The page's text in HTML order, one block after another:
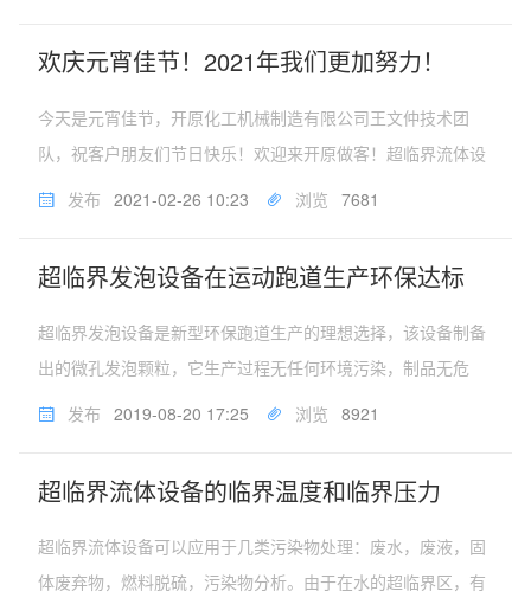
溶剂残留；超临界干燥设备...
欢庆元宵佳节！2021年我们更加努力！
今天是元宵佳节，开原化工机械制造有限公司王文仲技术团
队，祝客户朋友们节日快乐！欢迎来开原做客！超临界流体设
备是我公司的主导产品。其中包括超临界萃取设备、超临界干
发布 2021-02-26 10:23 浏览 7681
超临界发泡设备在运动跑道生产环保达标
超临界发泡设备是新型环保跑道生产的理想选择，该设备制备
出的微孔发泡颗粒，它生产过程无任何环境污染，制品无危
害，无论是环保安全使用，还是防滑、耐磨、缓冲、耐候性
ETPU环保跑道的优点是回弹...
发布 2019-08-20 17:25 浏览 8921
超临界流体设备的临界温度和临界压力
超临界流体设备可以应用于几类污染物处理：废水，废液，固
体废弃物，燃料脱硫，污染物分析。由于在水的超临界区，有